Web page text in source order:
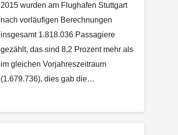
2015 wurden am Flughafen Stuttgart
nach vorläufigen Berechnungen
insgesamt 1.818.036 Passagiere
gezählt, das sind 8,2 Prozent mehr als
im gleichen Vorjahreszeitraum
(1.679.736), dies gab die…